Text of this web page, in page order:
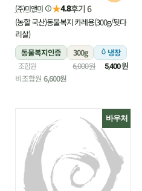
(주)미앤미 ★4.8후기 6
(농할 국산)동물복지 카레용(300g/뒷다
리살)
동물복지인증
300g 냉장
조합원 6,000원 5,400원
비조합원 6,600원
바우처